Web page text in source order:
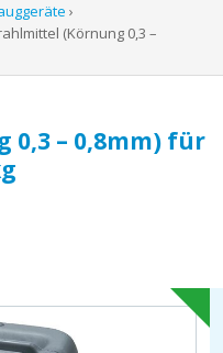
›
(Körnung 0,3 –
– 0,8mm) für